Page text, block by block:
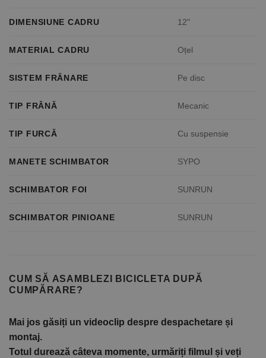
DIMENSIUNE CADRU 12"
MATERIAL CADRU Oțel
SISTEM FRÂNARE Pe disc
TIP FRÂNĂ Mecanic
TIP FURCĂ Cu suspensie
MANETE SCHIMBATOR SYPO
SCHIMBATOR FOI SUNRUN
SCHIMBATOR PINIOANE SUNRUN
CUM SĂ ASAMBLEZI BICICLETA DUPĂ
CUMPĂRARE?
Mai jos găsiți un videoclip despre despachetare și
montaj.
Totul durează câteva momente, urmăriți filmul și veți